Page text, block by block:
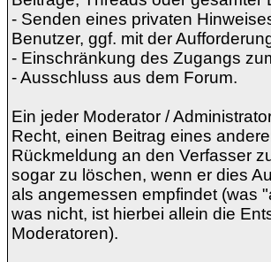
- Senden eines privaten
Benutzer, ggf. mit der
- Einschränkung des Zugangs
- Ausschluss aus dem Forum.
Ein jeder Moderator /
Recht, einen Beitrag eines
Rückmeldung an den Verfasser
sogar zu löschen, wenn er dies
als angemessen empfindet (was
was nicht, ist hierbei allein die
Moderatoren).